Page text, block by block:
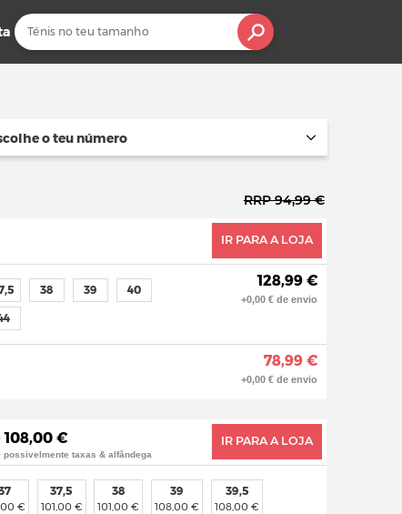
o teu número
RRP 94,99 €
IR PARA A LOJA
38 39 40
128,99 €
+0,00 € de envio
78,99 €
+0,00 € de envio
108,00 €
possivelmente taxas & alfândega
IR PARA A LOJA
€
37,5
101,00 €
38
101,00 €
39
108,00 €
39,5
108,00 €